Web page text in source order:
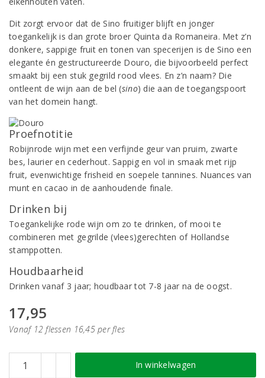
Dit zorgt ervoor dat de Sino fruitiger blijft en jonger
toegankelijk is dan grote broer Quinta da Romaneira. Met z’n
donkere, sappige fruit en tonen van specerijen is de Sino een
elegante én gestructureerde Douro, die bijvoorbeeld perfect
smaakt bij een stuk gegrild rood vlees. En z’n naam? Die
ontleent de wijn aan de bel (sino) die aan de toegangspoort
van het domein hangt.
Proefnotitie
Robijnrode wijn met een verfijnde geur van pruim, zwarte
bes, laurier en cederhout. Sappig en vol in smaak met rijp
fruit, evenwichtige frisheid en soepele tannines. Nuances van
munt en cacao in de aanhoudende finale.
Drinken bij
Toegankelijke rode wijn om zo te drinken, of mooi te
combineren met gegrilde (vlees)gerechten of Hollandse
stamppotten.
Houdbaarheid
Drinken vanaf 3 jaar; houdbaar tot 7-8 jaar na de oogst.
17,95
Vanaf 12 flessen 16,45 per fles
In winkelwagen